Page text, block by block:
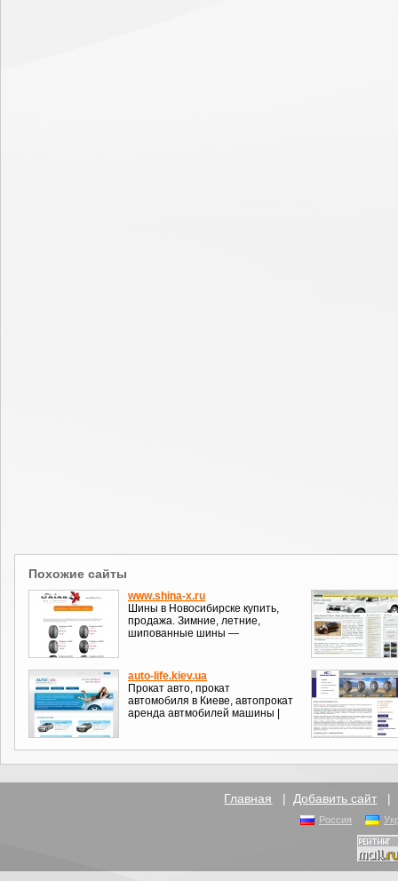
Похожие сайты
www.shina-x.ru
Шины в Новосибирске купить,
продажа. Зимние, летние,
шипованные шины —
auto-life.kiev.ua
Прокат авто, прокат
автомобиля в Киеве, автопрокат
аренда автмобилей машины |
Главная | Добавить сайт |
Россия